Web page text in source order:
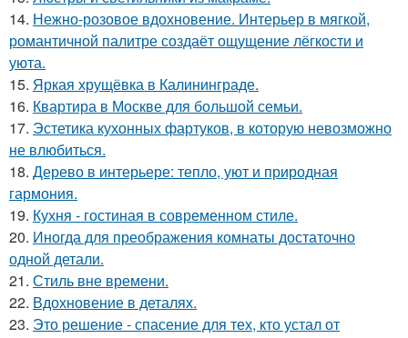
14. Нежно-розовое вдохновение. Интерьер в мягкой,
романтичной палитре создаёт ощущение лёгкости и
уюта.
15. Яркая хрущёвка в Калининграде.
16. Квартира в Москве для большой семьи.
17. Эстетика кухонных фартуков, в которую невозможно
не влюбиться.
18. Дерево в интерьере: тепло, уют и природная
гармония.
19. Кухня - гостиная в современном стиле.
20. Иногда для преображения комнаты достаточно
одной детали.
21. Стиль вне времени.
22. Вдохновение в деталях.
23. Это решение - спасение для тех, кто устал от